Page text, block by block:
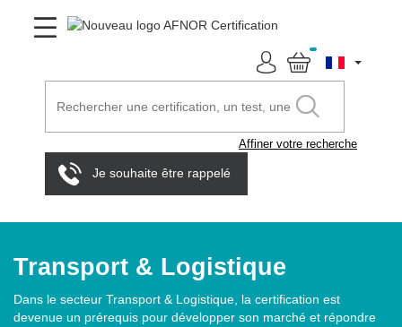
Affiner votre recherche
Je souhaite être rappelé
Transport & Logistique
Dans le secteur Transport & Logistique, la certification est
devenue un prérequis pour développer son marché et répondre